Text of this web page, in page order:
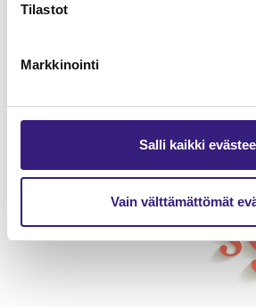
Tilastot
Markkinointi
Salli kaikki
Vain välttämättömät
hallinta tilitoimistossa